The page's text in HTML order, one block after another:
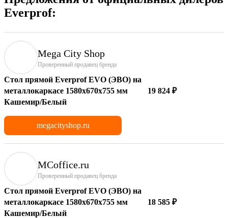
Everprof:
Mega City Shop
Проверенный продавец бренда
Стол прямой Everprof EVO (ЭВО) на
металлокаркасе 1580х670х755 мм
Кашемир/Белый
19 824 ₽
megacityshop.ru
MCoffice.ru
Проверенный продавец бренда
Стол прямой Everprof EVO (ЭВО) на
металлокаркасе 1580х670х755 мм
Кашемир/Белый
18 585 ₽